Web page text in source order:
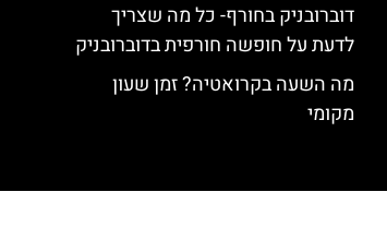
דוברובניק בחורף- כל מה שצריך
לדעת על חופשה חורפית בדוברובניק
מה השעה בקרואטיה? זמן שעון
מקומי